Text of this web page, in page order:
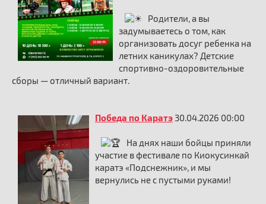
Родители, а вы
задумываетесь о том, как
организовать досуг ребенка на
летних каникулах? Детские
спортивно-оздоровительные
сборы — отличный вариант.
Победа по Каратэ30.04.2026 00:00
На днях наши бойцы приняли
участие в фестивале по Киокусинкай
каратэ «Подснежник», и мы
вернулись не с пустыми руками!